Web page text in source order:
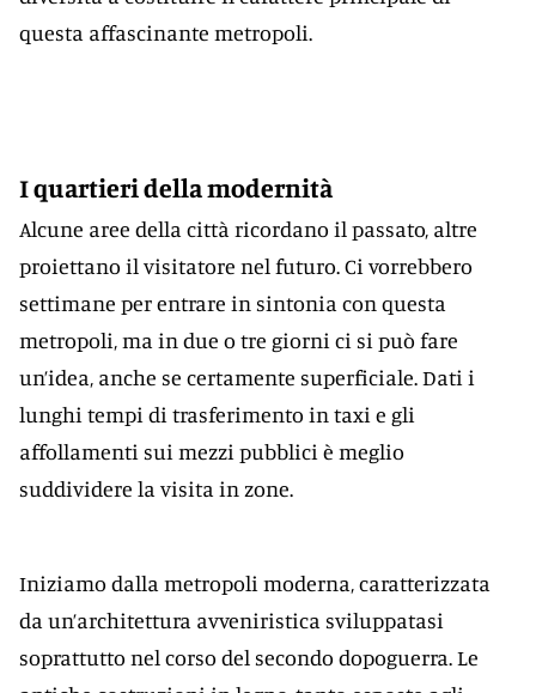
questa affascinante metropoli.
I quartieri della modernità
Alcune aree della città ricordano il passato, altre
proiettano il visitatore nel futuro. Ci vorrebbero
settimane per entrare in sintonia con questa
metropoli, ma in due o tre giorni ci si può fare
un’idea, anche se certamente superficiale. Dati i
lunghi tempi di trasferimento in taxi e gli
affollamenti sui mezzi pubblici è meglio
suddividere la visita in zone.
Iniziamo dalla metropoli moderna, caratterizzata
da un’architettura avveniristica sviluppatasi
soprattutto nel corso del secondo dopoguerra. Le